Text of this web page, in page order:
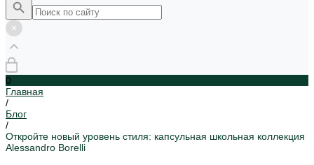
0
Главная
/
Блог
/
Откройте новый уровень стиля: капсульная школьная коллекция
Alessandro Borelli